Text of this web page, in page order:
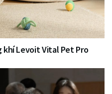
khí Levoit Vital Pet Pro